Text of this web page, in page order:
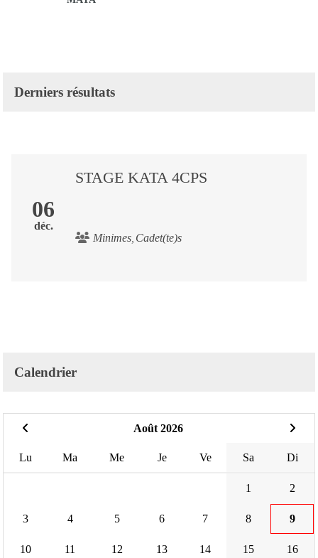
Derniers résultats
06
déc.
STAGE KATA 4CPS
Minimes Cadet(te)s
Calendrier
Août 2026
Lu Ma Me Je Ve Sa Di
1 2
3 4 5 6 7 8 9
10 11 12 13 14 15 16